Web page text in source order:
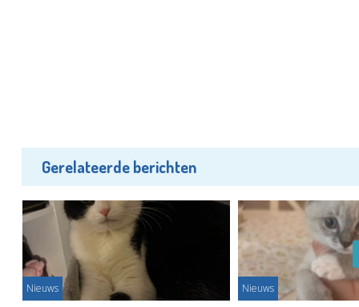
Gerelateerde berichten
Nieuws Nieuws